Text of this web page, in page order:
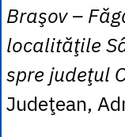
Braşov –
localităţile
spre judeţul
Judeţean,